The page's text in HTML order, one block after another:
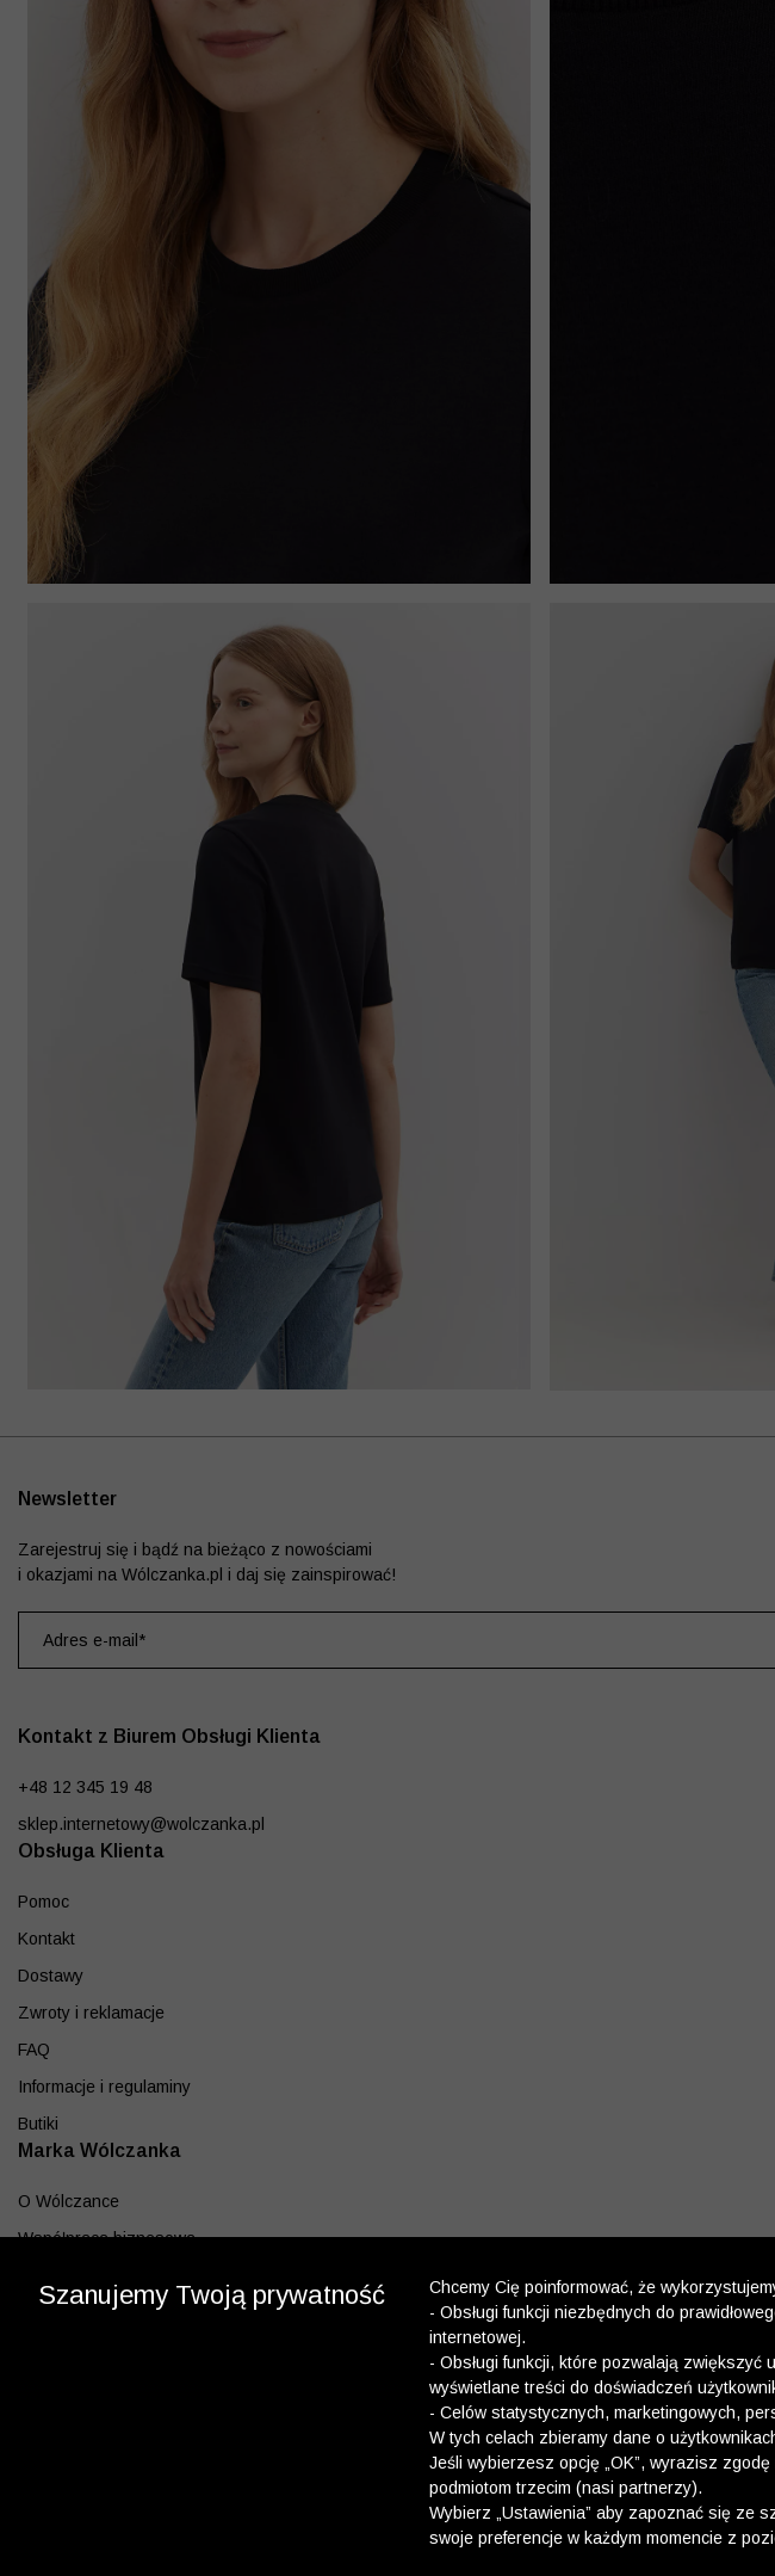
Kontakt z Biurem Obsługi Klienta
+48 12 345 19 48
sklep.internetowy@wolczanka.pl
Obsługa Klienta
Pomoc
Kontakt
Dostawy
Zwroty i reklamacje
FAQ
Informacje i regulaminy
Butiki
Marka Wólczanka
O Wólczance
Współpraca biznesowa
Program lojalnościowy
Newsletter
Zarejestruj się i bądź na bieżąco z nowościami
i okazjami na Wólczanka.pl i daj się zainspirować!
Szanujemy Twoją prywatność
Chcemy Cię poinformować, że
- Obsługi funkcji niezbędnych do
internetowej.
- Obsługi funkcji, które pozwalają
wyświetlane treści do doświadczeń
- Celów statystycznych, marketingowych,
W tych celach zbieramy dane o
Jeśli wybierzesz opcję „OK”, wyrazisz
podmiotom trzecim (nasi partnerzy).
Wybierz „Ustawienia” aby zapoznać się ze
swoje preferencje w każdym momencie z